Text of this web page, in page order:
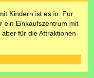
Kindern ist es io. Für
ein Einkaufszentrum mit
für die Attraktionen